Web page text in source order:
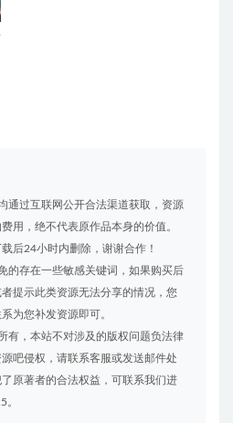
通过互联网公开合法渠道获取，资源
用，绝不代表原作品本身的价值。
后24小时内删除，谢谢合作！
的存在一些敏感关键词，如果购买后
提示此类资源无法分享的情况，您
为您补发资源即可。
有，本站不对涉及的版权问题负法律
吧侵权，请联系客服或发送邮件处
原著者的合法权益，可联系我们进
。